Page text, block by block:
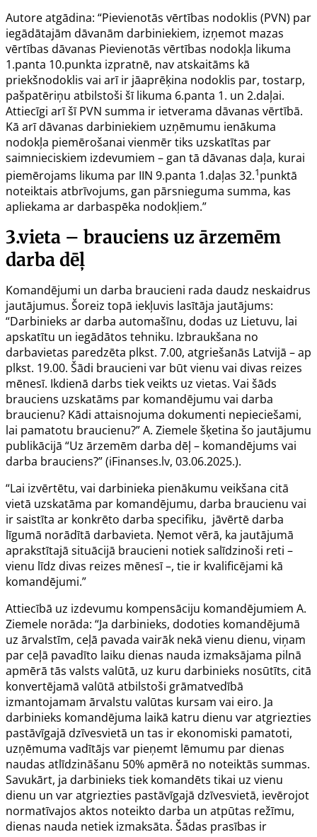
Autore atgādina: “Pievienotās vērtības nodoklis (PVN) par
iegādātajām dāvanām darbiniekiem, izņemot mazas
vērtības dāvanas Pievienotās vērtības nodokļa likuma
1.panta 10.punkta izpratnē, nav atskaitāms kā
priekšnodoklis vai arī ir jāaprēķina nodoklis par, tostarp,
pašpatēriņu atbilstoši šī likuma 6.panta 1. un 2.daļai.
Attiecīgi arī šī PVN summa ir ietverama dāvanas vērtībā.
Kā arī dāvanas darbiniekiem uzņēmumu ienākuma
nodokļa piemērošanai vienmēr tiks uzskatītas par
saimnieciskiem izdevumiem – gan tā dāvanas daļa, kurai
piemērojams likuma par IIN 9.panta 1.daļas 32.1punktā
noteiktais atbrīvojums, gan pārsnieguma summa, kas
apliekama ar darbaspēka nodokļiem.”
3.vieta – brauciens uz ārzemēm
darba dēļ
Komandējumi un darba braucieni rada daudz neskaidrus
jautājumus. Šoreiz topā iekļuvis lasītāja jautājums:
“Darbinieks ar darba automašīnu, dodas uz Lietuvu, lai
apskatītu un iegādātos tehniku. Izbraukšana no
darbavietas paredzēta plkst. 7.00, atgriešanās Latvijā – ap
plkst. 19.00. Šādi braucieni var būt vienu vai divas reizes
mēnesī. Ikdienā darbs tiek veikts uz vietas. Vai šāds
brauciens uzskatāms par komandējumu vai darba
braucienu? Kādi attaisnojuma dokumenti nepieciešami,
lai pamatotu braucienu?” A. Ziemele šķetina šo jautājumu
publikācijā “Uz ārzemēm darba dēļ – komandējums vai
darba brauciens?” (iFinanses.lv, 03.06.2025.).
“Lai izvērtētu, vai darbinieka pienākumu veikšana citā
vietā uzskatāma par komandējumu, darba braucienu vai
ir saistīta ar konkrēto darba specifiku, jāvērtē darba
līgumā norādītā darbavieta. Ņemot vērā, ka jautājumā
aprakstītajā situācijā braucieni notiek salīdzinoši reti –
vienu līdz divas reizes mēnesī –, tie ir kvalificējami kā
komandējumi.”
Attiecībā uz izdevumu kompensāciju komandējumiem A.
Ziemele norāda: “Ja darbinieks, dodoties komandējumā
uz ārvalstīm, ceļā pavada vairāk nekā vienu dienu, viņam
par ceļā pavadīto laiku dienas nauda izmaksājama pilnā
apmērā tās valsts valūtā, uz kuru darbinieks nosūtīts, citā
konvertējamā valūtā atbilstoši grāmatvedībā
izmantojamam ārvalstu valūtas kursam vai eiro. Ja
darbinieks komandējuma laikā katru dienu var atgriezties
pastāvīgajā dzīvesvietā un tas ir ekonomiski pamatoti,
uzņēmuma vadītājs var pieņemt lēmumu par dienas
naudas atlīdzināšanu 50% apmērā no noteiktās summas.
Savukārt, ja darbinieks tiek komandēts tikai uz vienu
dienu un var atgriezties pastāvīgajā dzīvesvietā, ievērojot
normatīvajos aktos noteikto darba un atpūtas režīmu,
dienas nauda netiek izmaksāta. Šādas prasības ir